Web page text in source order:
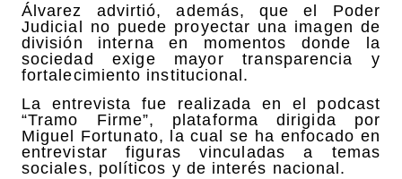
Álvarez advirtió, además, que el Poder
Judicial no puede proyectar una imagen de
división interna en momentos donde la
sociedad exige mayor transparencia y
fortalecimiento institucional.
La entrevista fue realizada en el podcast
“Tramo Firme”, plataforma dirigida por
Miguel Fortunato, la cual se ha enfocado en
entrevistar figuras vinculadas a temas
sociales, políticos y de interés nacional.